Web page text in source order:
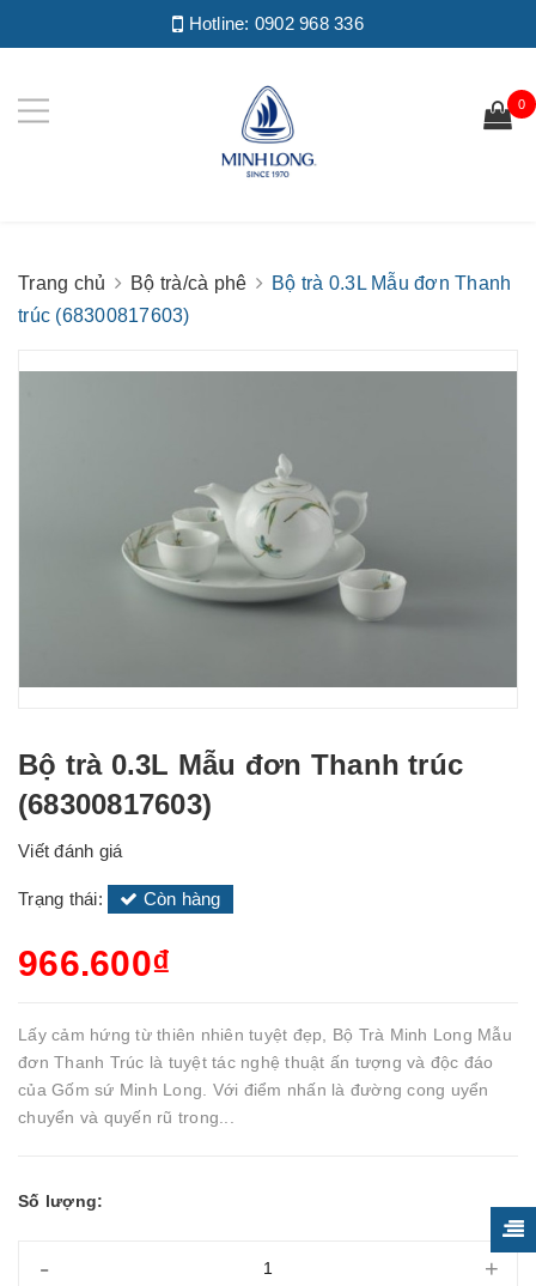
Hotline: 0902 968 336
0
Trang chủ Bộ trà/cà phê
Bộ trà 0.3L Mẫu đơn Thanh
trúc (68300817603)
Bộ trà 0.3L Mẫu đơn Thanh trúc
(68300817603)
Viết đánh giá
Trạng thái: Còn hàng
966.600₫
Lấy cảm hứng từ thiên nhiên tuyệt đẹp, Bộ Trà Minh Long Mẫu
đơn Thanh Trúc là tuyệt tác nghệ thuật ấn tượng và độc đáo
của Gốm sứ Minh Long. Với điểm nhấn là đường cong uyển
chuyển và quyến rũ trong...
Số lượng:
- +